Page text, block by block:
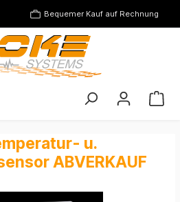
Bequemer Kauf auf Rechnung
u.
ABVERKAUF